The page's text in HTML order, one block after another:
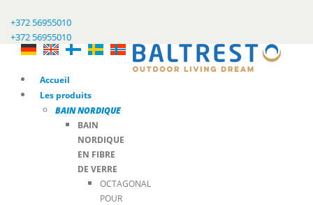
+372 56955010
+372 56955010
Accueil
Les produits
BAIN NORDIQUE
BAIN
NORDIQUE
EN FIBRE
DE VERRE
OCTAGONAL
POUR